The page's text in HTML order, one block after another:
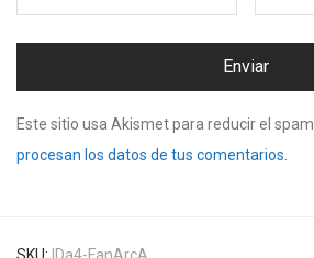
Este sitio usa Akismet para reducir el spam.
procesan los datos de tus comentarios.